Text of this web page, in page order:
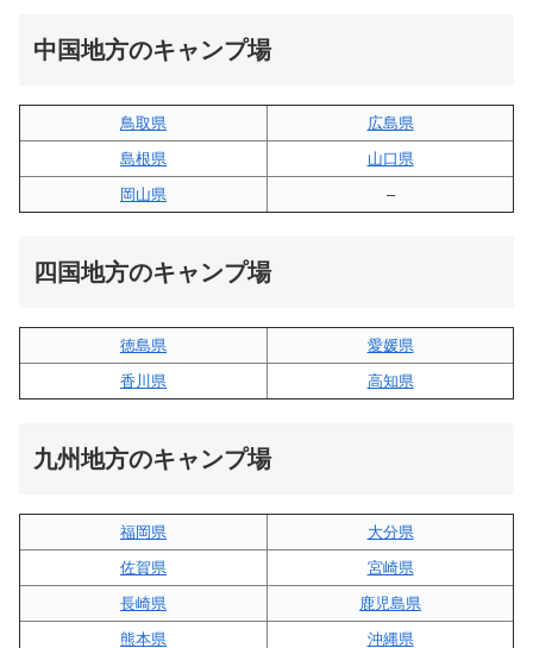
中国地方のキャンプ場
鳥取県
広島県
島根県
山口県
岡山県
–
四国地方のキャンプ場
徳島県
愛媛県
香川県
高知県
九州地方のキャンプ場
福岡県
大分県
佐賀県
宮崎県
長崎県
鹿児島県
熊本県
沖縄県